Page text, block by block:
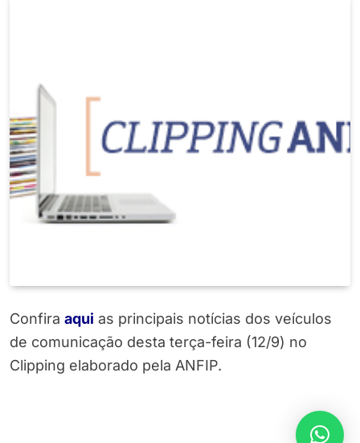
Confira aqui as principais notícias dos veículos
de comunicação desta terça-feira (12/9) no
Clipping elaborado pela ANFIP.